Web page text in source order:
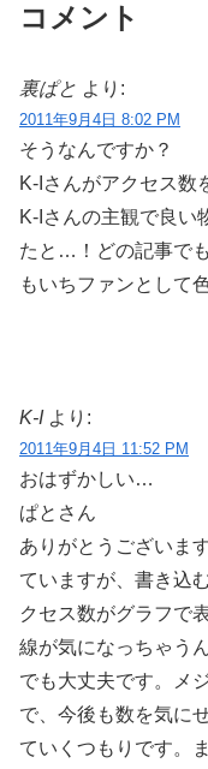
コメント
裏ぱと より:
2011年9月4日 8:02 PM
そうなんですか？
K-Iさんがアクセス数
K-Iさんの主観で良い
たと…！どの記事で
もいちファンとして
K-I より:
2011年9月4日 11:52 PM
おはずかしい…
ぱとさん
ありがとうございま
ていますが、書き込
クセス数がグラフで
線が気になっちゃう
でも大丈夫です。メ
で、今後も数を気に
ていくつもりです。